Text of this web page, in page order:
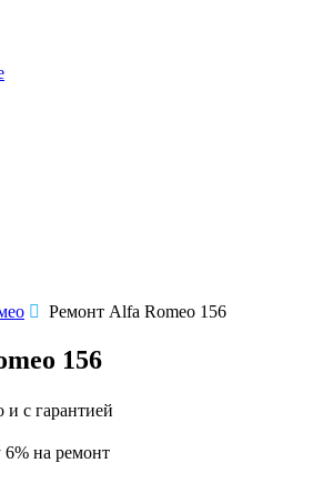
 Ремонт Alfa Romeo 156
156
и с гарантией
на ремонт